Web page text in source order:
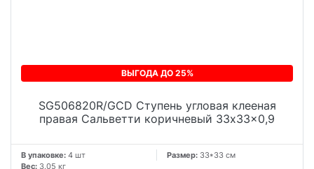
ВЫГОДА ДО 25%
SG506820R/GCD Ступень угловая клееная
правая Сальветти коричневый 33x33x0,9
В упаковке: 4 шт Размер: 33*33 см
Вес: 3.05 кг